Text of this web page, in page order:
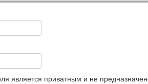
является приватным и не